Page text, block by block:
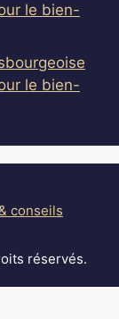
le bien-
le bien-
conseils
réservés.